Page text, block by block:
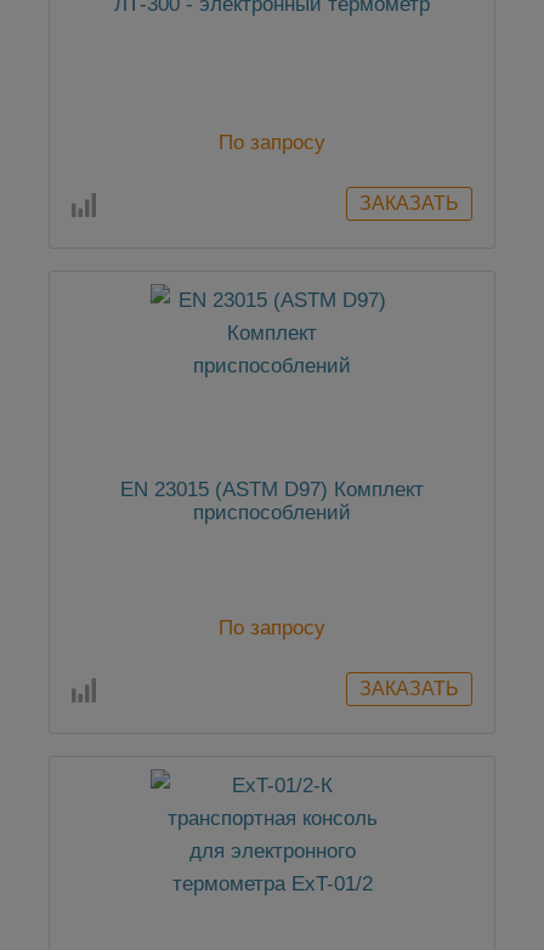
ЛТ-300 - электронный термометр
По запросу
EN 23015 (ASTM D97) Комплект
приспособлений
По запросу